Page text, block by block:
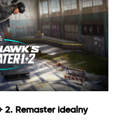
2. Remaster idealny